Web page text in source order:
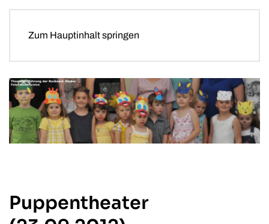
Zum Hauptinhalt springen
Puppentheater